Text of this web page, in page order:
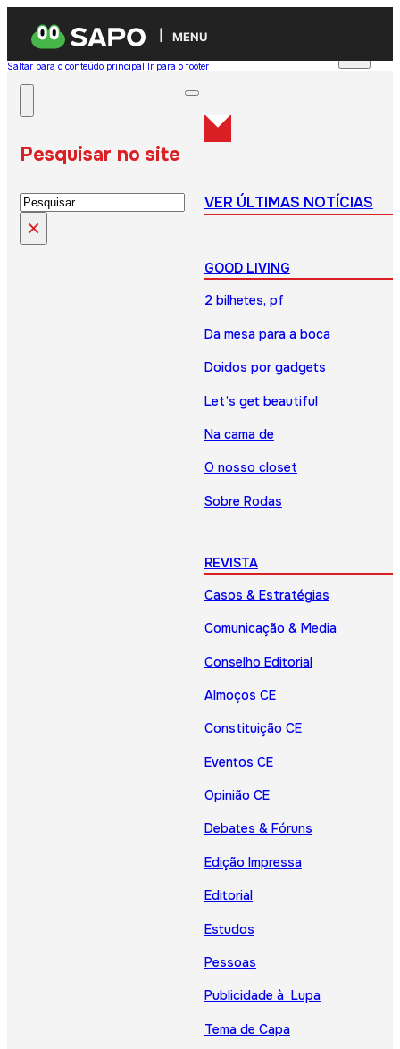
MENU
Saltar para o conteúdo principal Ir para o footer
Pesquisar no site
Pesquisar
×
VER ÚLTIMAS NOTÍCIAS
GOOD LIVING
2 bilhetes, pf
Da mesa para a boca
Doidos por gadgets
Let’s get beautiful
Na cama de
O nosso closet
Sobre Rodas
REVISTA
Casos & Estratégias
Comunicação & Media
Conselho Editorial
Almoços CE
Constituição CE
Eventos CE
Opinião CE
Debates & Fóruns
Edição Impressa
Editorial
Estudos
Pessoas
Publicidade à Lupa
Tema de Capa